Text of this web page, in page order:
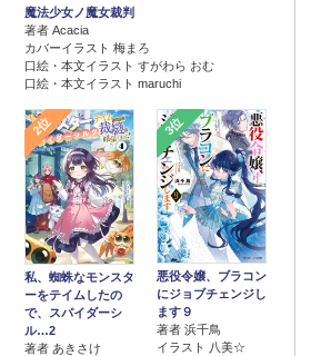
魔法少女ノ魔女裁判
著者 Acacia
カバーイラスト 梅まろ
口絵・本文イラスト すがわら おむ
口絵・本文イラスト maruchi
2位
私、蜘蛛なモンスタ
ーをテイムしたの
で、スパイダーシ
ル…2
著者 あきさけ
3位
悪役令嬢、ブラコン
にジョブチェンジし
ます９
著者 浜千鳥
イラスト 八美☆